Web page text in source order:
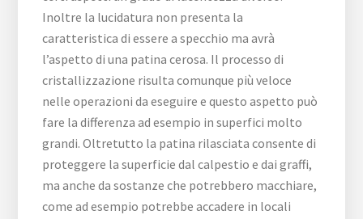
Inoltre la lucidatura non presenta la
caratteristica di essere a specchio ma avrà
l’aspetto di una patina cerosa. Il processo di
cristallizzazione risulta comunque più veloce
nelle operazioni da eseguire e questo aspetto può
fare la differenza ad esempio in superfici molto
grandi. Oltretutto la patina rilasciata consente di
proteggere la superficie dal calpestio e dai graffi,
ma anche da sostanze che potrebbero macchiare,
come ad esempio potrebbe accadere in locali